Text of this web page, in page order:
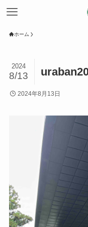
ホーム
2024
8/13
2024年8月13日